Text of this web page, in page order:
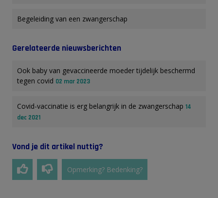
Begeleiding van een zwangerschap
Gerelateerde nieuwsberichten
Ook baby van gevaccineerde moeder tijdelijk beschermd
tegen covid 02 mar 2023
Covid-vaccinatie is erg belangrijk in de zwangerschap 14
dec 2021
Vond je dit artikel nuttig?
Opmerking? Bedenking?